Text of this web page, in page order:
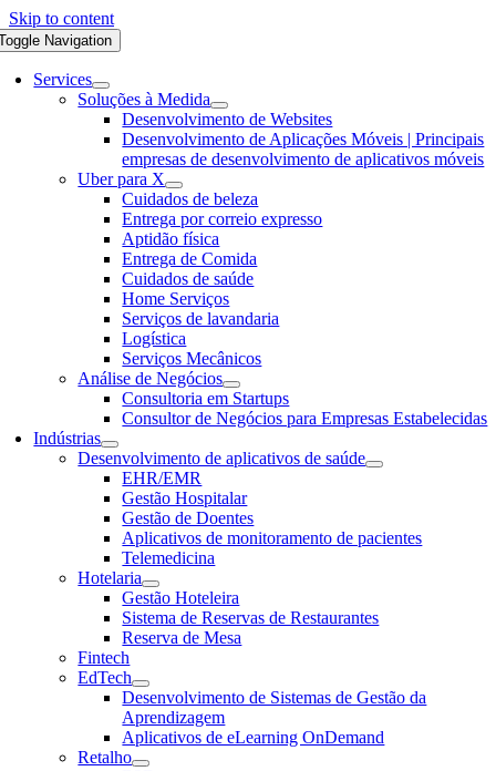
Skip to content
Navigation
Services
Soluções à Medida
Desenvolvimento de Websites
Desenvolvimento de Aplicações Móveis | Principais
empresas de desenvolvimento de aplicativos móveis
Uber para X
Cuidados de beleza
Entrega por correio expresso
Aptidão física
Entrega de Comida
Cuidados de saúde
Home Serviços
Serviços de lavandaria
Logística
Serviços Mecânicos
Análise de Negócios
Consultoria em Startups
Consultor de Negócios para Empresas Estabelecidas
Indústrias
Desenvolvimento de aplicativos de saúde
EHR/EMR
Gestão Hospitalar
Gestão de Doentes
Aplicativos de monitoramento de pacientes
Telemedicina
Hotelaria
Gestão Hoteleira
Sistema de Reservas de Restaurantes
Reserva de Mesa
Fintech
EdTech
Desenvolvimento de Sistemas de Gestão da
Aprendizagem
Aplicativos de eLearning OnDemand
Retalho